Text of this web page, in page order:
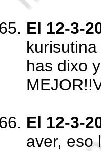
El 12-3-
has dixo
El 12-3-
aver, eso